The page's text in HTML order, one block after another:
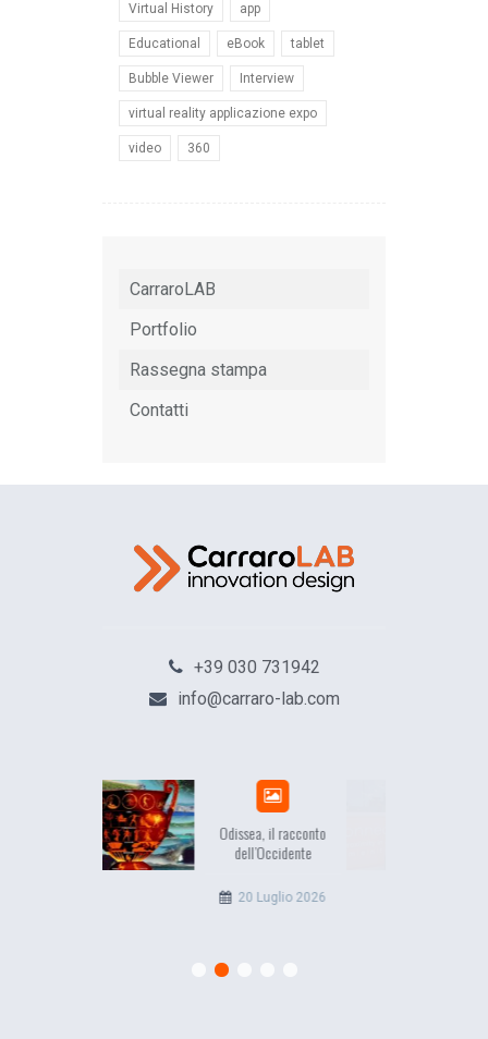
Virtual History app
Educational eBook tablet
Bubble Viewer Interview
virtual reality applicazione expo
video 360
CarraroLAB
Portfolio
Rassegna stampa
Contatti
+39 030 731942
info@carraro-lab.com
Odissea, il racconto
dell’Occidente